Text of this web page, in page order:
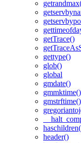
getTrace()
gettype()
glob()
global
gmdate()
gmmktime()
gmstrftime()
header()